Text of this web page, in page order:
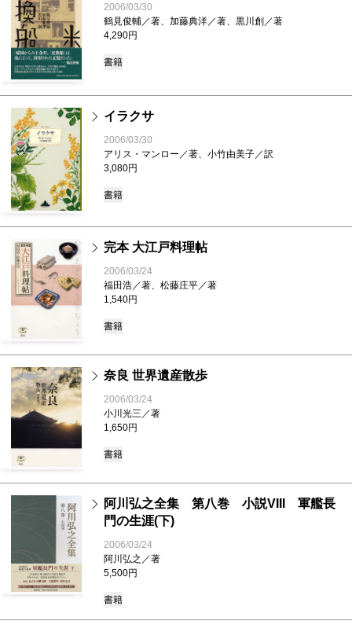
2006/03/30
鶴見俊輔／著、加藤典洋／著、黒川創／著
4,290円
書籍
イラクサ
2006/03/30
アリス・マンロー／著、小竹由美子／訳
3,080円
書籍
完本 大江戸料理帖
2006/03/24
福田浩／著、松藤庄平／著
1,540円
書籍
奈良 世界遺産散歩
2006/03/24
小川光三／著
1,650円
書籍
阿川弘之全集 第八巻 小説VIII 軍艦長
門の生涯(下)
2006/03/24
阿川弘之／著
5,500円
書籍